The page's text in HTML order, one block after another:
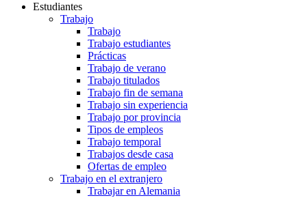
Estudiantes
Trabajo
Trabajo
Trabajo estudiantes
Prácticas
Trabajo de verano
Trabajo titulados
Trabajo fin de semana
Trabajo sin experiencia
Trabajo por provincia
Tipos de empleos
Trabajo temporal
Trabajos desde casa
Ofertas de empleo
Trabajo en el extranjero
Trabajar en Alemania